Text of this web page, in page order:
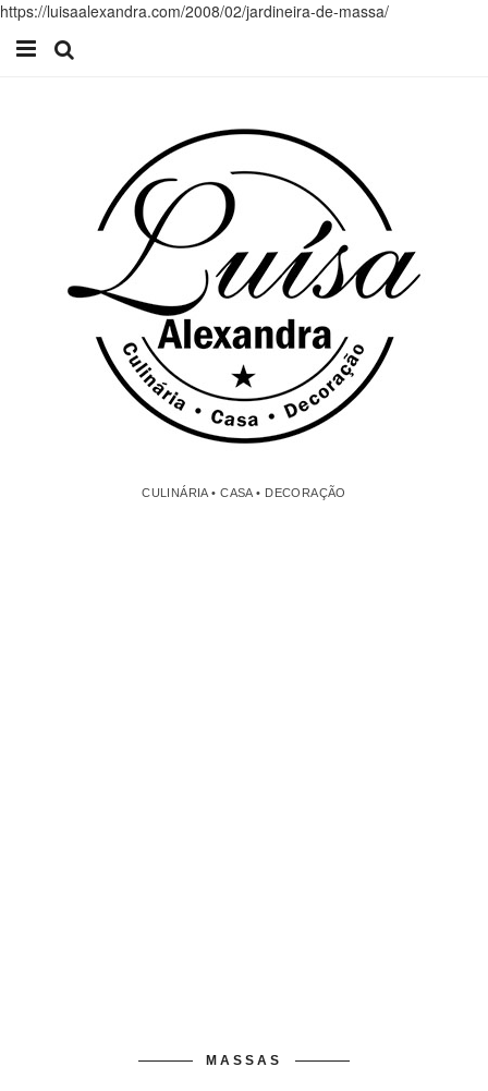
https://luisaalexandra.com/2008/02/jardineira-de-massa/
CULINÁRIA • CASA • DECORAÇÃO
MASSAS